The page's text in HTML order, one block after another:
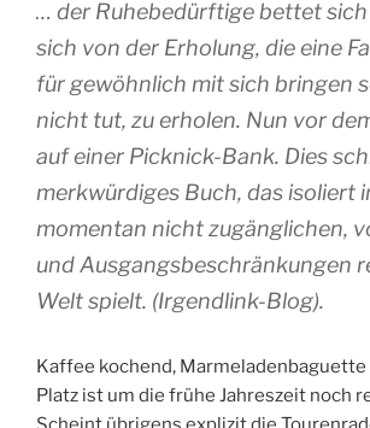
… der Ruhebedürftige bettet sich
sich von der Erholung, die eine
für gewöhnlich mit sich bringen
nicht tut, zu erholen. Nun vor
auf einer Picknick-Bank. Dies
merkwürdiges Buch, das isoliert
momentan nicht zugänglichen,
und Ausgangsbeschränkungen
Welt spielt. (Irgendlink-Blog).
Kaffee kochend, Marmeladenbaguette
Platz ist um die frühe Jahreszeit noch